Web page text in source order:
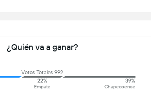
¿Quién va a ganar?
Votos Totales 992
22%
Empate
39%
Chapecoense